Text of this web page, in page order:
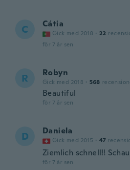
C Cátia
Gick med 2018 · 22
för 7 år sen
R Robyn
Gick med 2018 · 568
Beautiful
för 7 år sen
D Daniela
Gick med 2015 · 47
Ziemlich schnell!!
för 7 år sen